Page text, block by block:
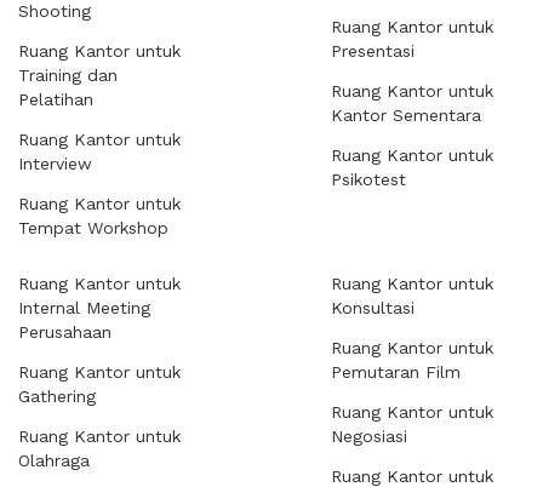
Shooting
Ruang Kantor untuk
Training dan
Pelatihan
Ruang Kantor untuk
Interview
Ruang Kantor untuk
Tempat Workshop
Ruang Kantor untuk
Presentasi
Ruang Kantor untuk
Kantor Sementara
Ruang Kantor untuk
Psikotest
Ruang Kantor untuk
Internal Meeting
Perusahaan
Ruang Kantor untuk
Gathering
Ruang Kantor untuk
Olahraga
Ruang Kantor untuk
Konsultasi
Ruang Kantor untuk
Pemutaran Film
Ruang Kantor untuk
Negosiasi
Ruang Kantor untuk